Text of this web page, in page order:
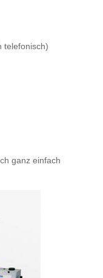
telefonisch)
ganz einfach